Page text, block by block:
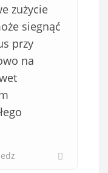
zużycie
siegnąć
przy
na